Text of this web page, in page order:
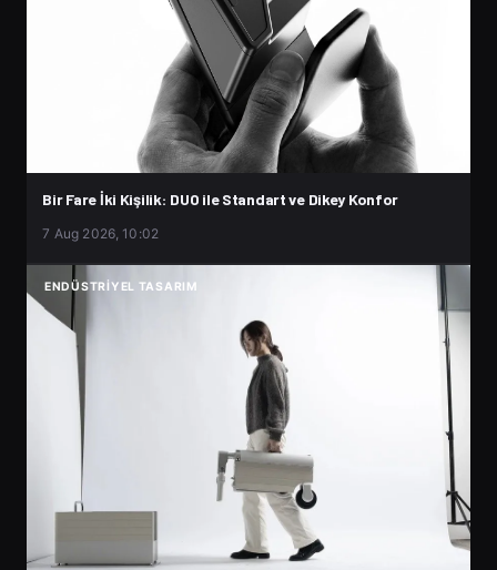
Bir Fare İki Kişilik: DUO ile Standart ve Dikey Konfor
7 Aug 2026, 10:02
ENDÜSTRIYEL TASARIM